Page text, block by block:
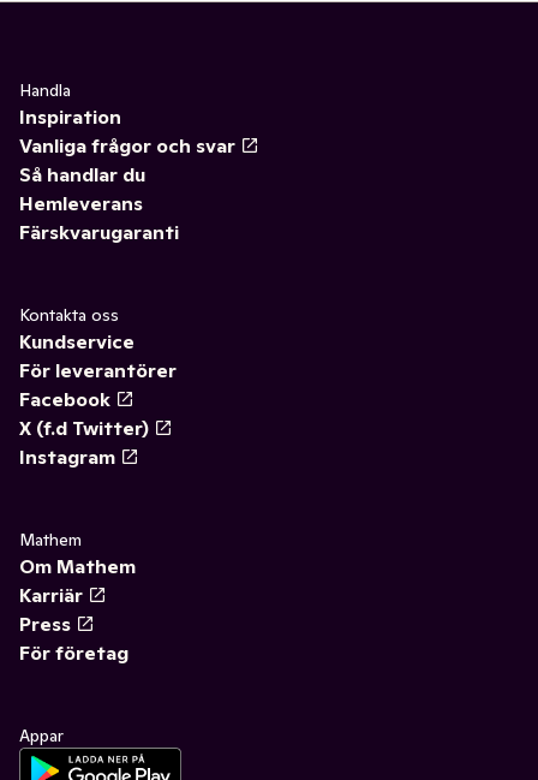
Handla
Inspiration
Vanliga frågor och svar
Så handlar du
Hemleverans
Färskvarugaranti
Kontakta oss
Kundservice
För leverantörer
Facebook
X (f.d Twitter)
Instagram
Mathem
Om Mathem
Karriär
Press
För företag
Appar